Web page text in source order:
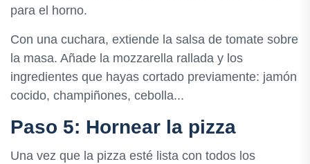
para el horno.
Con una cuchara, extiende la salsa de tomate sobre
la masa. Añade la mozzarella rallada y los
ingredientes que hayas cortado previamente: jamón
cocido, champiñones, cebolla...
Paso 5: Hornear la pizza
Una vez que la pizza esté lista con todos los